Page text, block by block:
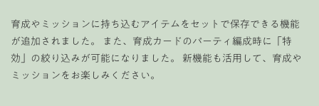
育成やミッションに持ち込むアイテムをセットで保存できる機能
が追加されました。 また、育成カードのパーティ編成時に「特
効」の絞り込みが可能になりました。 新機能も活用して、育成や
ミッションをお楽しみください。